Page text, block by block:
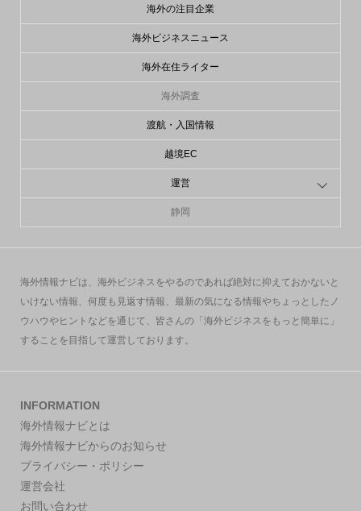
海外の注目企業
海外ビジネスニュース
海外在住ライター
海外調査
渡航・入国情報
越境EC
運営
静岡
海外情報ナビは、海外ビジネスをやるのであれば絶対に抑えておかないと
いけない情報、何度も見返す情報、最新の気になる情報やちょっとしたノ
ウハウやヒントなどを通じて、皆さんの「海外ビジネスをもっと簡単に」
することを目指して運営しております。
INFORMATION
海外情報ナビとは
海外情報ナビからのお知らせ
プライバシー・ポリシー
運営会社
お問い合わせ